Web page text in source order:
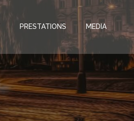
PRESTATIONS MEDIA